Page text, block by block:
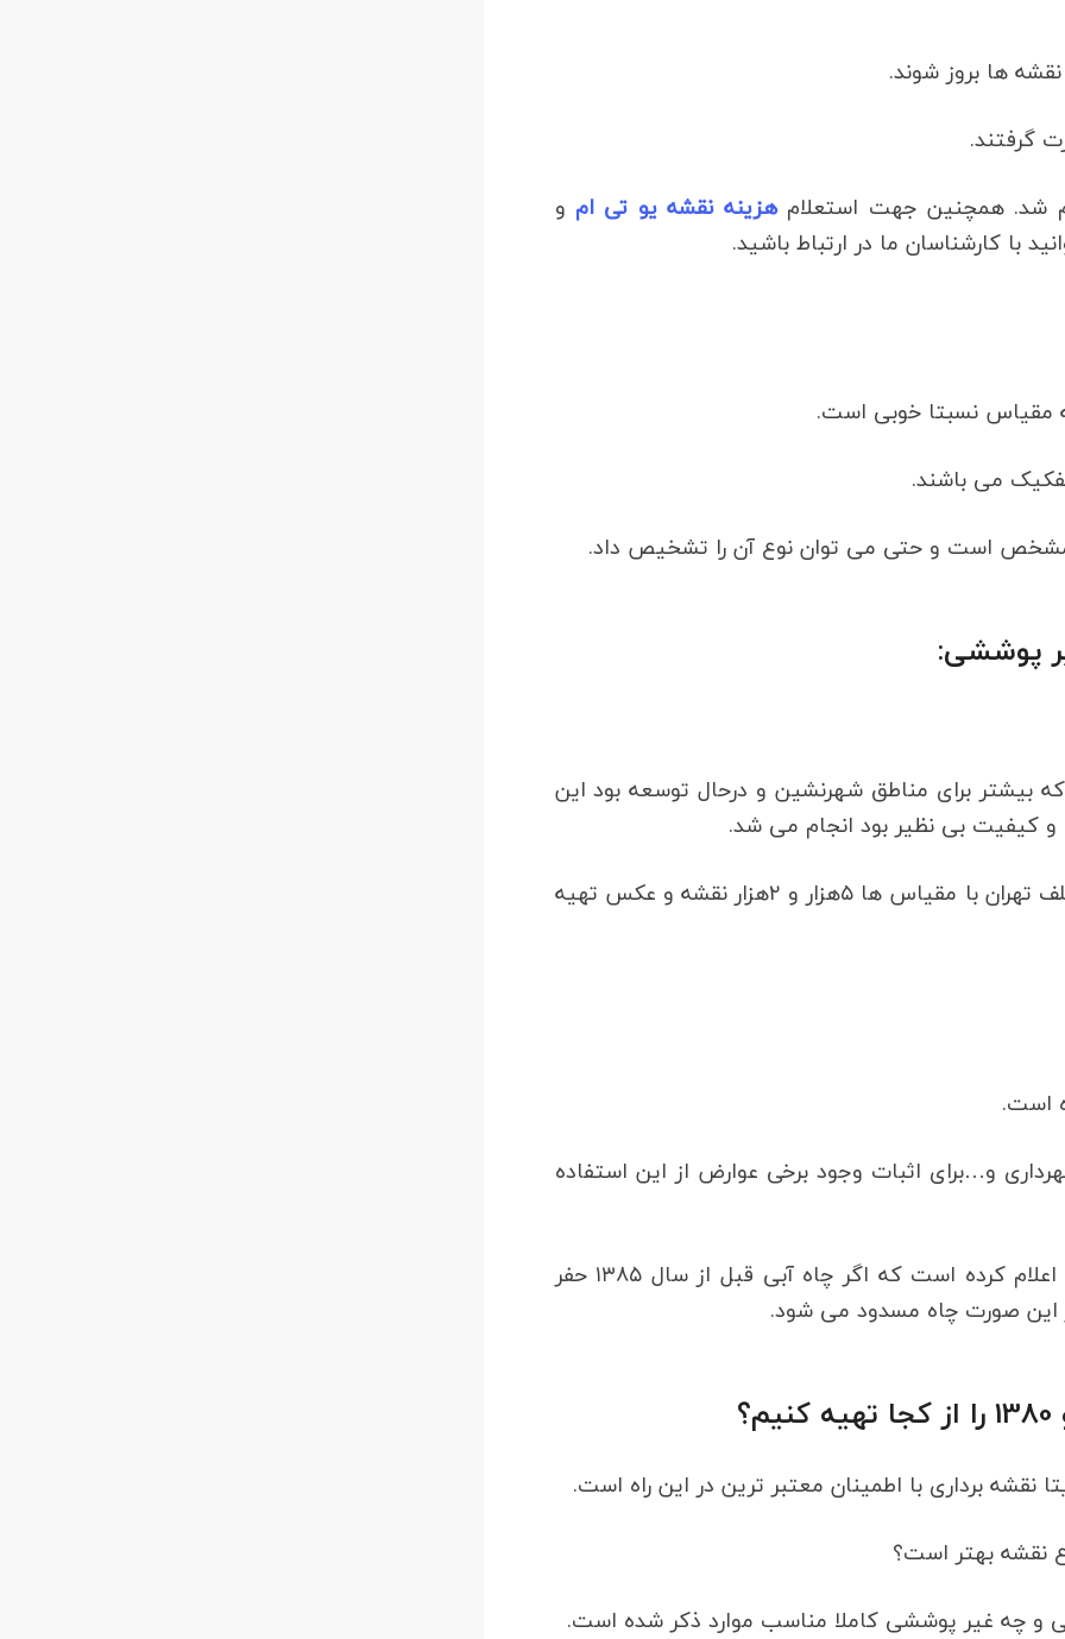
ها بروز شوند.
گرفتند.
هزینه نقشه یو تی ام و
با کارشناسان ما در ارتباط باشید.
می باشند.
مشخص است و حتی می توان نوع آن را تشخیص داد.
دهه ۸۰ استارت خورد که بیشتر برای مناطق شهرنشین و درحال توسعه بود این
و کیفیت بی نظیر بود انجام می شد.
برای مثال در سال ۱۳۸۵ و 1380 از مناطق مختلف تهران با مقیاس ها ۵هزار و ۲هزار نقشه و عکس تهیه
است.
و…برای اثبات وجود برخی عوارض از این استفاده
برای یک مثال قانون حفر چاه های آب ،جهاد اعلام کرده است که اگر چاه آبی قبل از سال ۱۳۸۵ حفر
این صورت چاه مسدود می شود.
نقشه برداری با اطمینان معتبر ترین در این راه است.
نقشه بهتر است؟
و چه غیر پوششی کاملا مناسب موارد ذکر شده است.